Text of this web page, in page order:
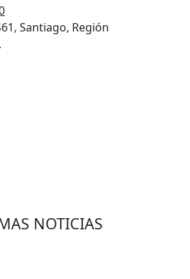
Santiago, Región
NOTICIAS